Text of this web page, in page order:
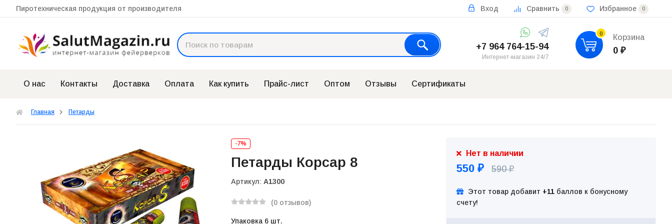
Пиротехническая продукция от производителя Вход Сравнить 0 Избранное 0
+7 964 764-15-94
Интернет-магазин 24/7
0 Корзина
0 ₽
О нас Контакты Доставка Оплата Как купить Прайс-лист Оптом Отзывы Сертификаты
Главная Петарды
-7%
Петарды Корсар 8
Артикул: А1300
(0 отзывов)
Упаковка 6 шт.
Нет в наличии
550 ₽ 590₽
Этот товар добавит +11 баллов к бонусному
счету!